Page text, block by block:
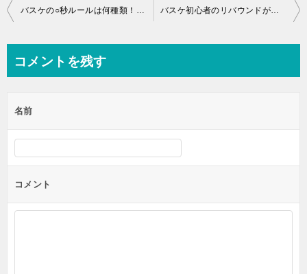
投
ビ
ー
シ
ョ
ン
バスケの○秒ルールは何種類！？全パターンまとめ！ バスケ初心者のリバウンドが上達しない理由とは？練習方法、コツは？
コメントを残す
名前
コメント